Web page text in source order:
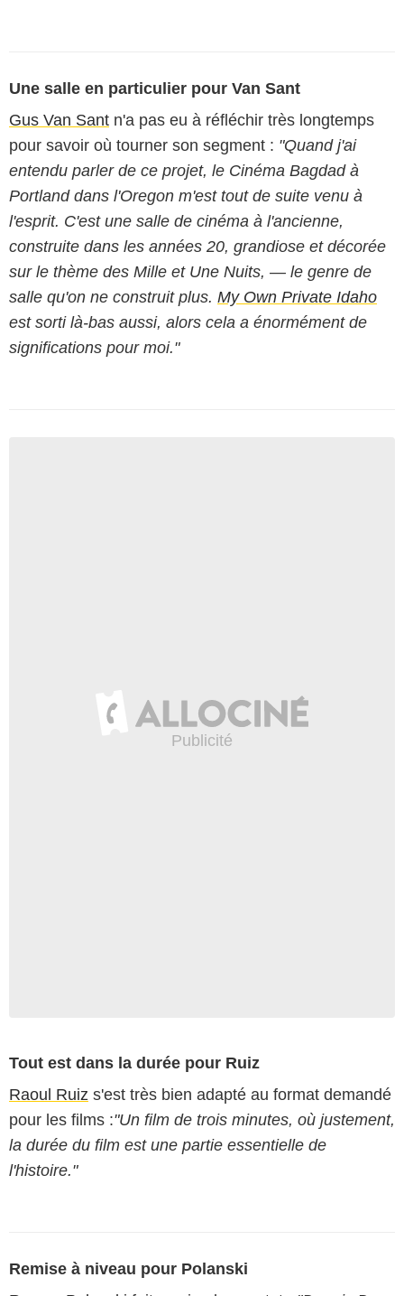
Une salle en particulier pour Van Sant
Gus Van Sant n'a pas eu à réfléchir très longtemps
pour savoir où tourner son segment : "Quand j'ai
entendu parler de ce projet, le Cinéma Bagdad à
Portland dans l'Oregon m'est tout de suite venu à
l'esprit. C'est une salle de cinéma à l'ancienne,
construite dans les années 20, grandiose et décorée
sur le thème des Mille et Une Nuits, — le genre de
salle qu'on ne construit plus. My Own Private Idaho
est sorti là-bas aussi, alors cela a énormément de
significations pour moi."
Tout est dans la durée pour Ruiz
Raoul Ruiz s'est très bien adapté au format demandé
pour les films :"Un film de trois minutes, où justement,
la durée du film est une partie essentielle de
l'histoire."
Remise à niveau pour Polanski